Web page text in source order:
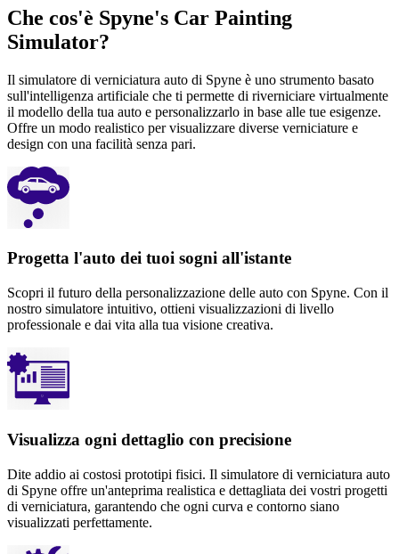
Che cos'è Spyne's Car Painting
Simulator?
Il simulatore di verniciatura auto di Spyne è uno strumento basato
sull'intelligenza artificiale che ti permette di riverniciare virtualmente
il modello della tua auto e personalizzarlo in base alle tue esigenze.
Offre un modo realistico per visualizzare diverse verniciature e
design con una facilità senza pari.
Progetta l'auto dei tuoi sogni all'istante
Scopri il futuro della personalizzazione delle auto con Spyne. Con il
nostro simulatore intuitivo, ottieni visualizzazioni di livello
professionale e dai vita alla tua visione creativa.
Visualizza ogni dettaglio con precisione
Dite addio ai costosi prototipi fisici. Il simulatore di verniciatura auto
di Spyne offre un'anteprima realistica e dettagliata dei vostri progetti
di verniciatura, garantendo che ogni curva e contorno siano
visualizzati perfettamente.